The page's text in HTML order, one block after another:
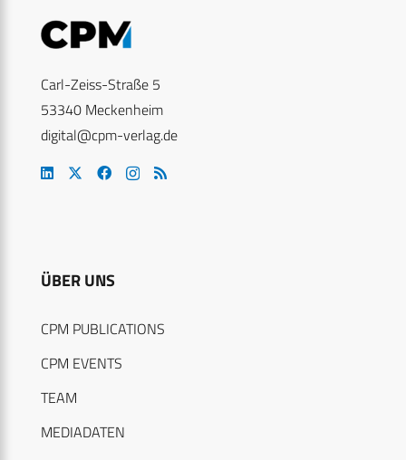
Carl-Zeiss-Straße 5
53340 Meckenheim
digital@cpm-verlag.de
ÜBER UNS
CPM PUBLICATIONS
CPM EVENTS
TEAM
MEDIADATEN